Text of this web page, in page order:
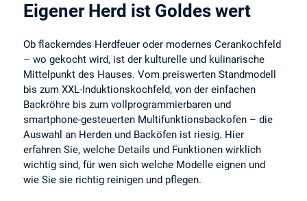
Eigener Herd ist Goldes wert
Ob flackerndes Herdfeuer oder modernes Cerankochfeld
– wo gekocht wird, ist der kulturelle und kulinarische
Mittelpunkt des Hauses. Vom preiswerten Standmodell
bis zum XXL-Induktionskochfeld, von der einfachen
Backröhre bis zum vollprogrammierbaren und
smartphone-gesteuerten Multifunktionsbackofen – die
Auswahl an Herden und Backöfen ist riesig. Hier
erfahren Sie, welche Details und Funktionen wirklich
wichtig sind, für wen sich welche Modelle eignen und
wie Sie sie richtig reinigen und pflegen.